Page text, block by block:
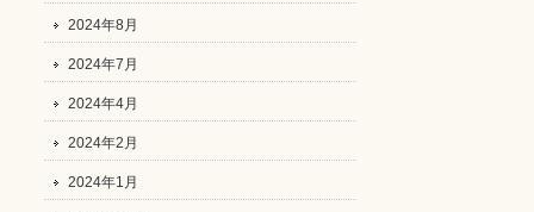
2024年8月
2024年7月
2024年4月
2024年2月
2024年1月